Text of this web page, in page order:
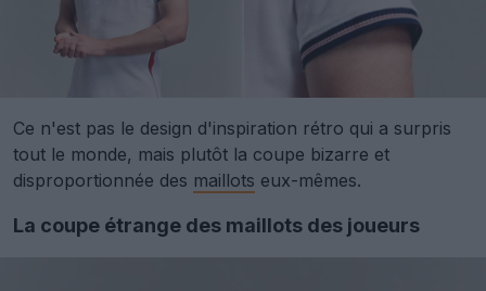
Ce n'est pas le design d'inspiration rétro qui a surpris
tout le monde, mais plutôt la coupe bizarre et
disproportionnée des maillots eux-mêmes.
La coupe étrange des maillots des joueurs